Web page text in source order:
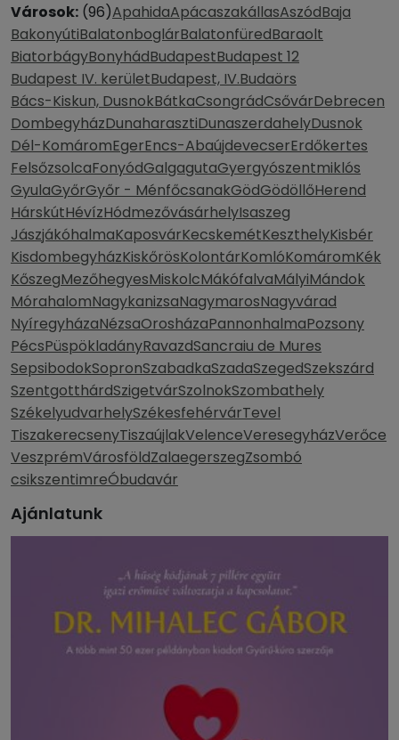
Városok: (96)ApahidaApácaszakállasAszódBaja
BakonyútiBalatonboglárBalatonfüredBaraolt
BiatorbágyBonyhádBudapestBudapest 12
Budapest IV. kerületBudapest, IV.Budaörs
Bács-Kiskun, DusnokBátkaCsongrádCsővárDebrecen
DombegyházDunaharasztiDunaszerdahelyDusnok
Dél-KomáromEgerEncs-AbaújdevecserErdőkertes
FelsőzsolcaFonyódGalgagutaGyergyószentmiklós
GyulaGyőrGyőr - MénfőcsanakGödGödöllőHerend
HárskútHévízHódmezővásárhelyIsaszeg
JászjákóhalmaKaposvárKecskemétKeszthelyKisbér
KisdombegyházKiskőrösKolontárKomlóKomáromKék
KőszegMezőhegyesMiskolcMákófalvaMályiMándok
MórahalomNagykanizsaNagymarosNagyvárad
NyíregyházaNézsaOrosházaPannonhalmaPozsony
PécsPüspökladányRavazdSancraiu de Mures
SepsibodokSopronSzabadkaSzadaSzegedSzekszárd
SzentgotthárdSzigetvárSzolnokSzombathely
SzékelyudvarhelySzékesfehérvárTevel
TiszakerecsenyTiszaújlakVelenceVeresegyházVerőce
VeszprémVárosföldZalaegerszegZsombó
csikszentimreÓbudavár
Ajánlatunk